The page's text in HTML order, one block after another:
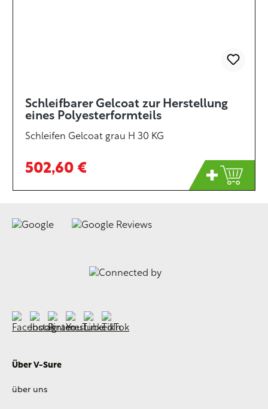
Schleifbarer Gelcoat zur Herstellung
eines Polyesterformteils
Schleifen Gelcoat grau H 30 KG
502,60 €
Über V-Sure
über uns